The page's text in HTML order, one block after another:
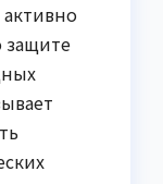
активно
защите